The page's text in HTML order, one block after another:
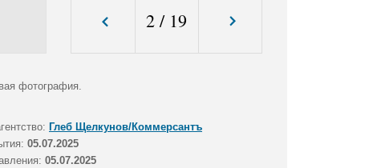
2 / 19
фотография.
Глеб Щелкунов/Коммерсантъ
05.07.2025
05.07.2025